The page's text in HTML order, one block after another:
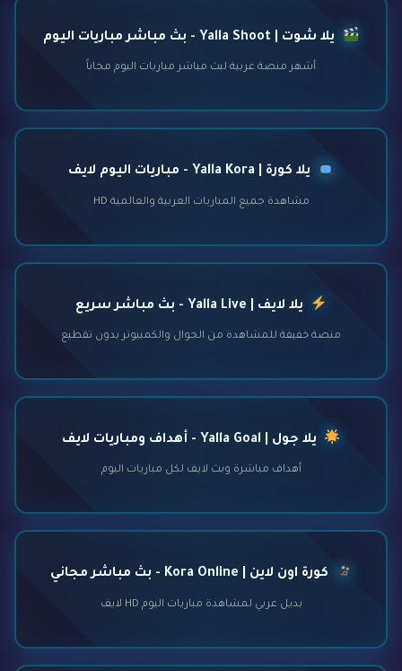
يلا شوت | Yalla Shoot - بث مباشر مباريات اليوم
أشهر منصة عربية لبث مباشر مباريات اليوم مجاناً
يلا كورة | Yalla Kora - مباريات اليوم لايف
مشاهدة جميع المباريات العربية والعالمية HD
يلا لايف | Yalla Live - بث مباشر سريع
منصة خفيفة للمشاهدة من الجوال والكمبيوتر بدون تقطيع
يلا جول | Yalla Goal - أهداف ومباريات لايف
أهداف مباشرة وبث لايف لكل مباريات اليوم
كورة اون لاين | Kora Online - بث مباشر مجاني
بديل عربي لمشاهدة مباريات اليوم HD لايف